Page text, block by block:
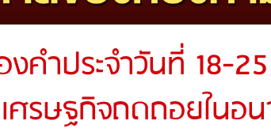
งคำประจำวันที่ 18-
ศรษฐกิจถดถอยในอ